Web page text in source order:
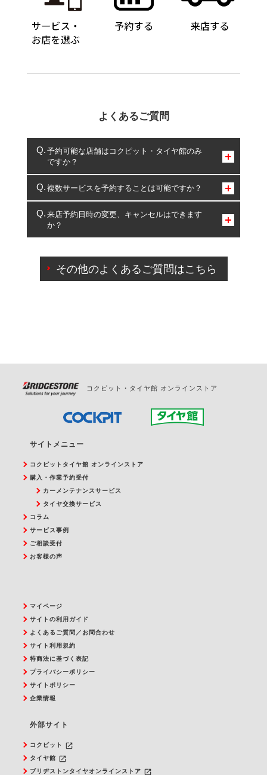
よくあるご質問
予約可能な店舗はコクピット・タイヤ館のみ
ですか？
コクピット・タイヤ館のみとなります。
複数サービスを予約することは可能ですか？
複数サービスのご予約は可能です。
一部の商品・サービスの組み合わせに限り、同時にご予約が
出来ないものもございます。
来店予約日時の変更、キャンセルはできます
か？
ご来店予約日の3営業日前を過ぎている場合のご予約
の日時変更につきましては、直接ご予約の店舗まで
その他のよくあるご質問はこちら
コクピット・タイヤ館 オンラインストア
サイトメニュー
コクピットタイヤ館 オンラインストア
購入・作業予約受付
カーメンテナンスサービス
タイヤ交換サービス
コラム
サービス事例
ご相談受付
お客様の声
マイページ
サイトの利用ガイド
よくあるご質問／お問合わせ
サイト利用規約
特商法に基づく表記
プライバシーポリシー
サイトポリシー
企業情報
外部サイト
コクピット launch
タイヤ館 launch
ブリヂストンタイヤオンラインストア launch